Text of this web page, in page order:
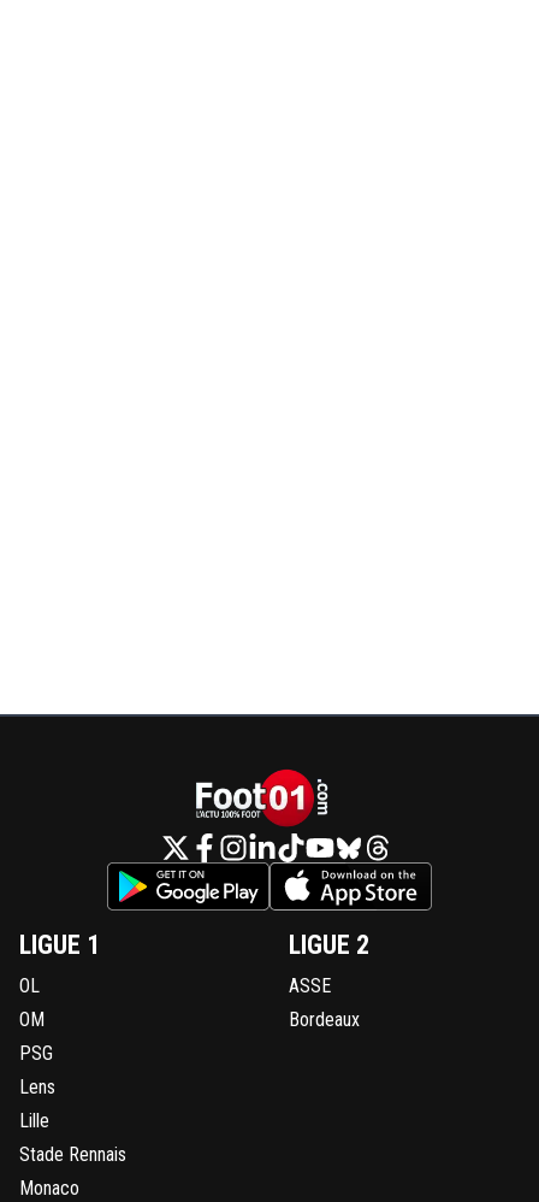
LIGUE 1
OL
OM
PSG
Lens
Lille
Stade Rennais
Monaco
LIGUE 2
ASSE
Bordeaux